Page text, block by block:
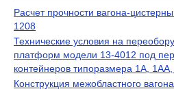
Расчет прочности вагона-
1208
Технические условия на
платформ модели 13-4012 под
контейнеров типоразмера 1А,
Конструкция межобластного